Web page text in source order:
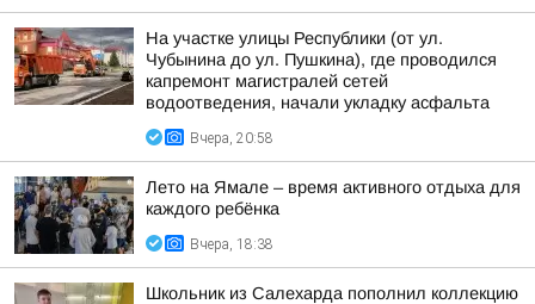
На участке улицы Республики (от ул.
Чубынина до ул. Пушкина), где проводился
капремонт магистралей сетей
водоотведения, начали укладку асфальта
Вчера, 20:58
Лето на Ямале – время активного отдыха для
каждого ребёнка
Вчера, 18:38
Школьник из Салехарда пополнил коллекцию